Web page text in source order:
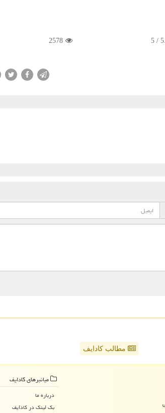
/
5
2578
مطالب کادایف
میانبرهای كادایف
درباره ما
بک لینک در كادایف